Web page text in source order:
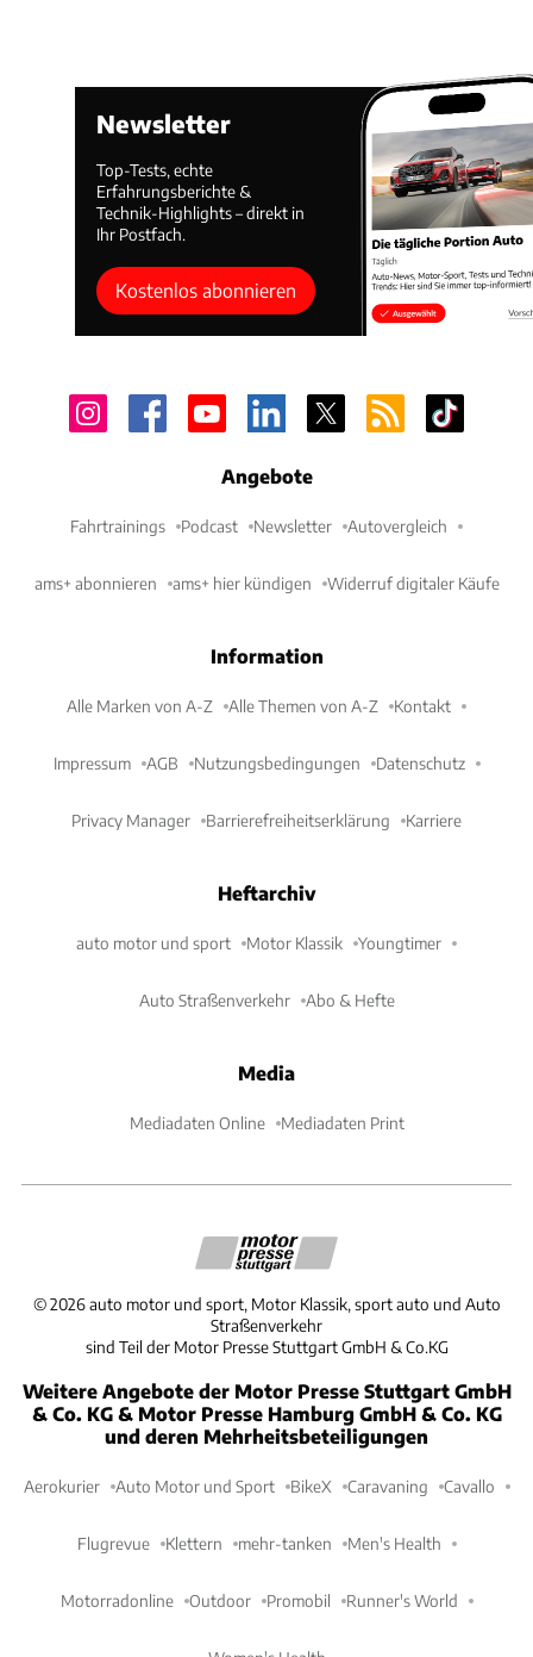
Newsletter
Top-Tests, echte
Erfahrungsberichte &
Technik-Highlights – direkt in
Ihr Postfach.
Kostenlos abonnieren
Angebote
Fahrtrainings Podcast Newsletter Autovergleich
ams+ abonnieren ams+ hier kündigen Widerruf digitaler Käufe
Information
Alle Marken von A-Z Alle Themen von A-Z Kontakt
Impressum AGB Nutzungsbedingungen Datenschutz
Privacy Manager Barrierefreiheitserklärung Karriere
Heftarchiv
auto motor und sport Motor Klassik Youngtimer
Auto Straßenverkehr Abo & Hefte
Media
Mediadaten Online Mediadaten Print
©2026 auto motor und sport, Motor Klassik, sport auto und Auto
Straßenverkehr
sind Teil der Motor Presse Stuttgart GmbH & Co.KG
Weitere Angebote der Motor Presse Stuttgart GmbH
& Co. KG & Motor Presse Hamburg GmbH & Co. KG
und deren Mehrheitsbeteiligungen
Aerokurier Auto Motor und Sport BikeX Caravaning Cavallo
Flugrevue Klettern mehr-tanken Men's Health
Motorradonline Outdoor Promobil Runner's World